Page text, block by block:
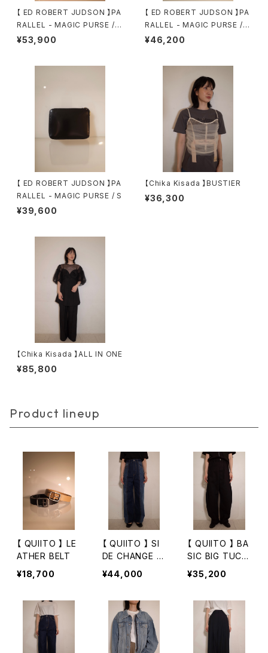
【 ED ROBERT JUDSON 】PA
RALLEL - MAGIC PURSE / L
CORDOVAN
¥53,900
【 ED ROBERT JUDSON 】PA
RALLEL - MAGIC PURSE /
M
¥46,200
【 ED ROBERT JUDSON 】PA
RALLEL - MAGIC PURSE / S
¥39,600
【Chika Kisada 】BUSTIER
¥36,300
【Chika Kisada 】ALL IN ONE
¥85,800
Product lineup
【 QUIITO 】 LE
ATHER BELT
¥18,700
【 QUIITO 】 SI
DE CHANGE W
IDE DENIM
¥44,000
【 QUIITO 】 BA
SIC BIG TUCK
PT BK
¥35,200